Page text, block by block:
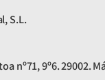
S.L.
nº71, 9º6. 29002.